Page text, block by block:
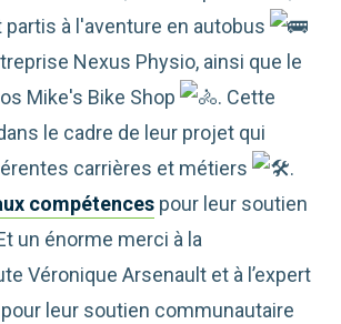
partis à l'aventure en autobus
Nexus Physio, ainsi que le
Mike's Bike Shop
. Cette
le cadre de leur projet qui
carrières et métiers
.
compétences pour leur soutien
un énorme merci à la
Véronique Arsenault et à l’expert
leur soutien communautaire